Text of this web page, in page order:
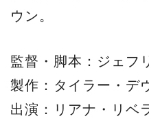
ウン。
監督・脚本：ジェフ
製作：タイラー・デ
出演：リアナ・リベ